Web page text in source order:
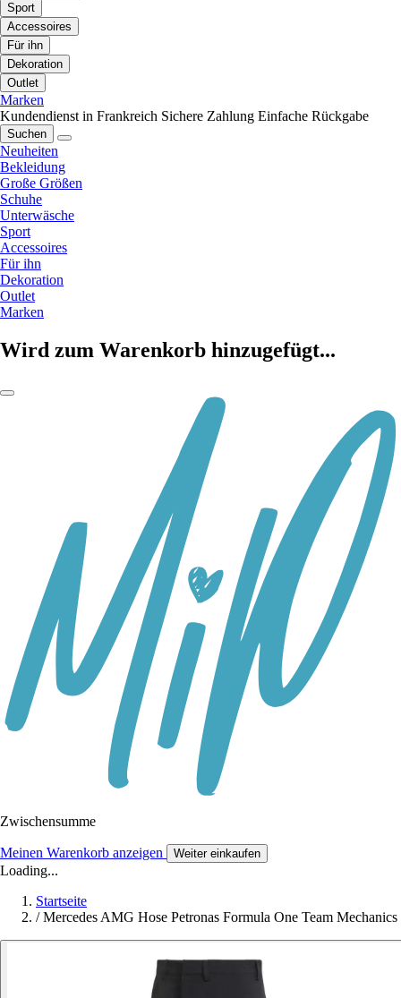
Sport
Accessoires
Für ihn
Dekoration
Outlet
Marken
Kundendienst in Frankreich Sichere Zahlung Einfache Rückgabe
Suchen
Neuheiten
Bekleidung
Große Größen
Schuhe
Unterwäsche
Sport
Accessoires
Für ihn
Dekoration
Outlet
Marken
Wird zum Warenkorb hinzugefügt...
Zwischensumme
Meinen Warenkorb anzeigen Weiter einkaufen
Loading...
Startseite
/ Mercedes AMG Hose Petronas Formula One Team Mechanics